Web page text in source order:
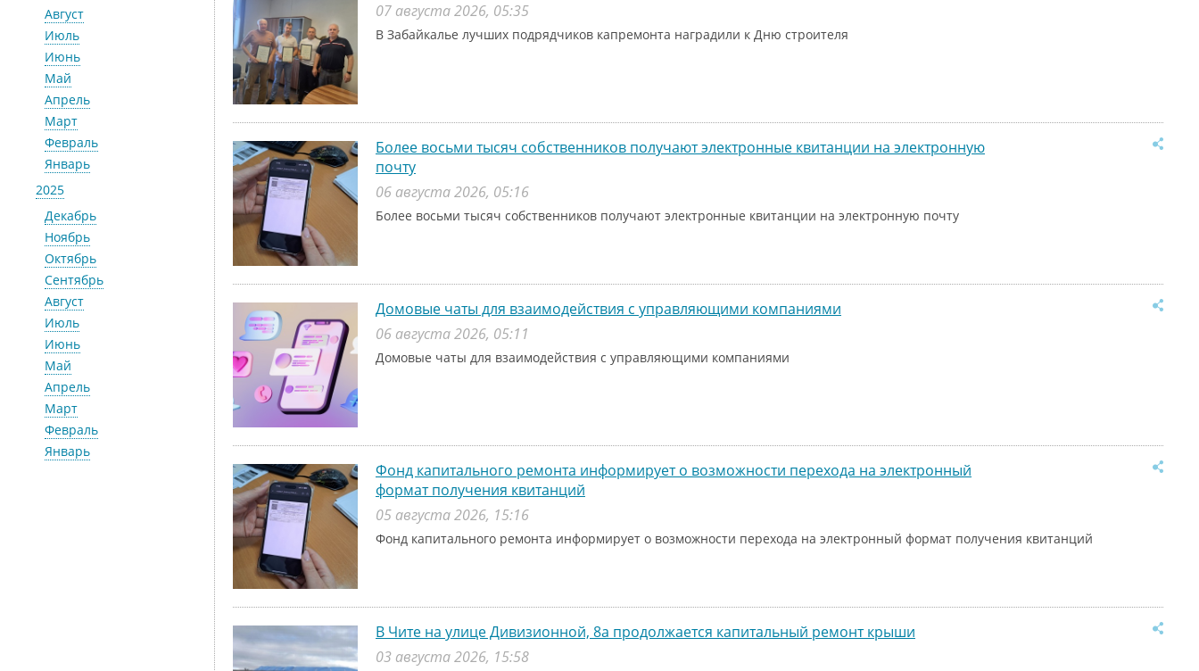
Август
Июль
Июнь
Май
Апрель
Март
Февраль
Январь
2025
Декабрь
Ноябрь
Октябрь
Сентябрь
Август
Июль
Июнь
Май
Апрель
Март
Февраль
Январь
07 августа 2026, 05:35
В Забайкалье лучших подрядчиков капремонта наградили к Дню строителя
Более восьми тысяч собственников получают электронные квитанции на электронную
почту
06 августа 2026, 05:16
Более восьми тысяч собственников получают электронные квитанции на электронную почту
Домовые чаты для взаимодействия с управляющими компаниями
06 августа 2026, 05:11
Домовые чаты для взаимодействия с управляющими компаниями
Фонд капитального ремонта информирует о возможности перехода на электронный
формат получения квитанций
05 августа 2026, 15:16
Фонд капитального ремонта информирует о возможности перехода на электронный формат получения квитанций
В Чите на улице Дивизионной, 8а продолжается капитальный ремонт крыши
03 августа 2026, 15:58